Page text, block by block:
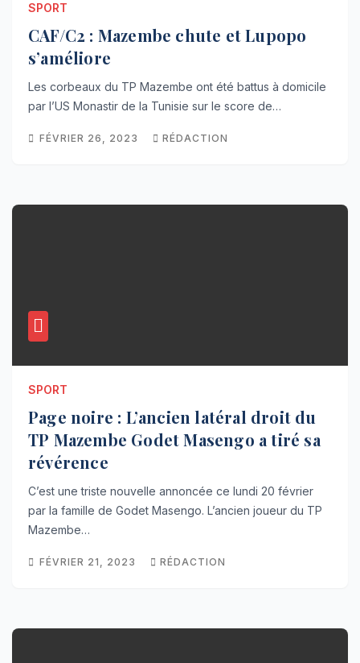
SPORT
CAF/C2 : Mazembe chute et Lupopo
s’améliore
Les corbeaux du TP Mazembe ont été battus à domicile
par l’US Monastir de la Tunisie sur le score de…
FÉVRIER 26, 2023 RÉDACTION
SPORT
Page noire : L’ancien latéral droit du
TP Mazembe Godet Masengo a tiré sa
révérence
C’est une triste nouvelle annoncée ce lundi 20 février
par la famille de Godet Masengo. L’ancien joueur du TP
Mazembe…
FÉVRIER 21, 2023 RÉDACTION